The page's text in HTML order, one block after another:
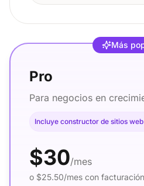
Más
Pro
Para negocios en
Incluye constructor de sitios
$30/mes
o $25.50/mes con